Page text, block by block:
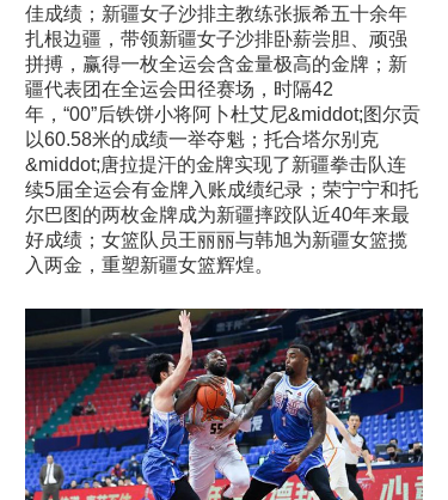
佳成绩；新疆女子沙排主教练张振希五十余年
扎根边疆，带领新疆女子沙排卧薪尝胆、顽强
拼搏，赢得一枚全运会含金量极高的金牌；新
疆代表团在全运会田径赛场，时隔42
年，“00”后铁饼小将阿卜杜艾尼&middot;图尔贡
以60.58米的成绩一举夺魁；托合塔尔别克
&middot;唐拉提汗的金牌实现了新疆拳击队连
续5届全运会有金牌入账成绩纪录；荣宁宁和托
尔巴图的两枚金牌成为新疆摔跤队近40年来最
好成绩；女篮队员王丽丽与韩旭为新疆女篮揽
入两金，重塑新疆女篮辉煌。